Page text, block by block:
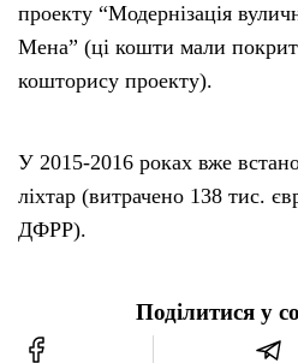
проекту “Модернізація
Мена” (ці кошти мали
кошторису проекту).
У 2015-2016 роках вже
ліхтар (витрачено 138 тис.
ДФРР).
Поділитися у